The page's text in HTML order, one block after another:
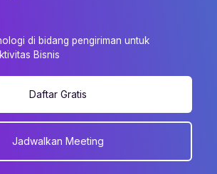
di bidang pengiriman untuk
Bisnis
Daftar Gratis
Jadwalkan Meeting